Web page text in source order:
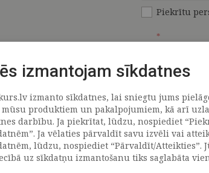
Piekrītu
*
PAR MUMS
Uzņēmums
Vēsture
Kontakti
izmantojam sīkdatnes
izmanto sīkdatnes, lai sniegtu jums
produktiem un pakalpojumiem, kā arī
darbību. Ja piekrītat, lūdzu, nospiediet
Ja vēlaties pārvaldīt savu izvēli vai
lūdzu, nospiediet “Pārvaldīt/Atteikties”.
uz sīkdatņu izmantošanu tiks saglabāta